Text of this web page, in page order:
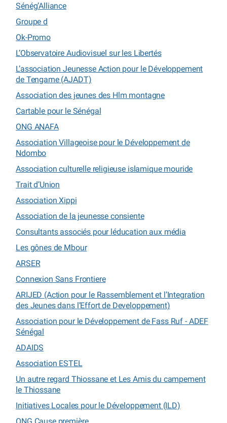
Sénég’Alliance
Groupe d
Ok-Promo
L’Observatoire Audiovisuel sur les Libertés
L’association Jeunesse Action pour le Développement
de Tengame (AJADT)
Association des jeunes des Hlm montagne
Cartable pour le Sénégal
ONG ANAFA
Association Villageoise pour le Développement de
Ndombo
Association culturelle religieuse islamique mouride
Trait d’Union
Association Xippi
Association de la jeunesse consiente
Consultants associés pour léducation aux média
Les gônes de Mbour
ARSER
Connexion Sans Frontiere
ARIJED (Action pour le Rassemblement et l’Integration
des Jeunes dans l’Effort de Developpement)
Association pour le Développement de Fass Ruf - ADEF
Sénégal
ADAIDS
Association ESTEL
Un autre regard Thiossane et Les Amis du campement
le Thiossane
Initiatives Locales pour le Développement (ILD)
ONG Cause première